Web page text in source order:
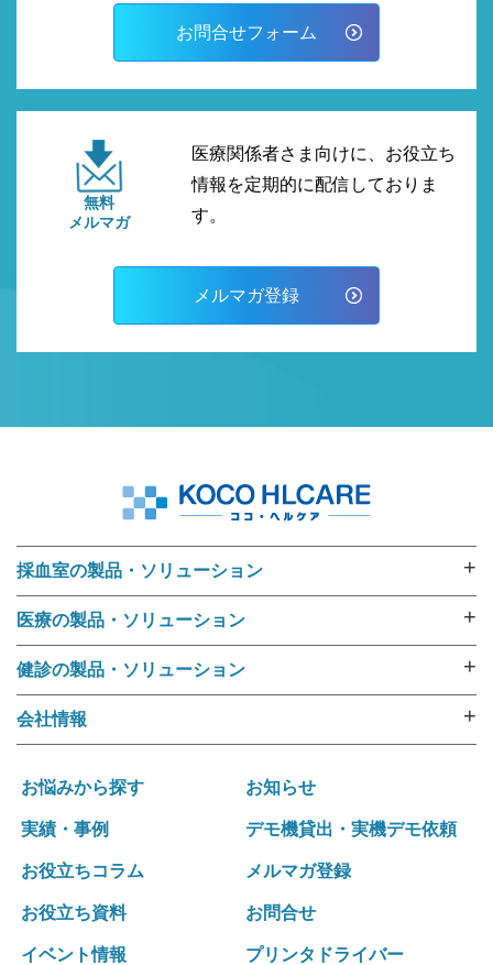
お問合せフォーム
無料
メルマガ
医療関係者さま向けに、お役立ち
情報を定期的に配信しておりま
す。
メルマガ登録
+
採血室の製品・ソリューション
採血業務ソリューション
採血管準備装置 i･pres core
採血管準備装置 i･pres fine
採血管準備装置 i・pres fit Ⅱ
尿カップラベラー CL-350
採血業務支援システム RInCS
採血業務指標化システム
統合受付システム（採血・処置）
採血・採尿一体型 自動受付機 BU-REC Ⅱ
+
医療の製品・ソリューション
外来用リストバンド
RFIDリストバンド（E-ブレス®）
ラベル・リストバンド・RFID プリンタipシリーズ
入院用リストバンド
バーコードリーダー
リストバンド発行パッケージ Freeni
医療事務プリント改善ソリューション
+
健診の製品・ソリューション
健診機関向けリストバンド
受診者名簿データ変換ツール 受診者Dataメイキング
キュー
受診キット発送アウトソーシング
健診関連発送業務 内製化ソリューション
採血業務ソリューション
採血管準備装置 i・pres fit Ⅱ
+
会社情報
選ばれる理由
運営ポリシー
社訓･経営理念
拠点一覧･グループネットワーク
沿革
お悩みから探す
実績・事例
お役立ちコラム
お役立ち資料
イベント情報
お知らせ
デモ機貸出・実機デモ依頼
メルマガ登録
お問合せ
プリンタドライバー